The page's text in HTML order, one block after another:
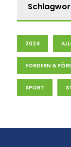
2024
FORDERN &
SPORT